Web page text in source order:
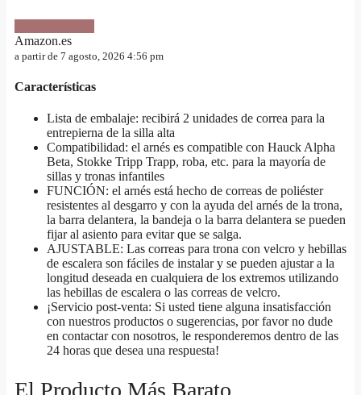
Amazon.es
a partir de 7 agosto, 2026 4:56 pm
Características
Lista de embalaje: recibirá 2 unidades de correa para la
entrepierna de la silla alta
Compatibilidad: el arnés es compatible con Hauck Alpha
Beta, Stokke Tripp Trapp, roba, etc. para la mayoría de
sillas y tronas infantiles
FUNCIÓN: el arnés está hecho de correas de poliéster
resistentes al desgarro y con la ayuda del arnés de la trona,
la barra delantera, la bandeja o la barra delantera se pueden
fijar al asiento para evitar que se salga.
AJUSTABLE: Las correas para trona con velcro y hebillas
de escalera son fáciles de instalar y se pueden ajustar a la
longitud deseada en cualquiera de los extremos utilizando
las hebillas de escalera o las correas de velcro.
¡Servicio post-venta: Si usted tiene alguna insatisfacción
con nuestros productos o sugerencias, por favor no dude
en contactar con nosotros, le responderemos dentro de las
24 horas que desea una respuesta!
El Producto Más Barato